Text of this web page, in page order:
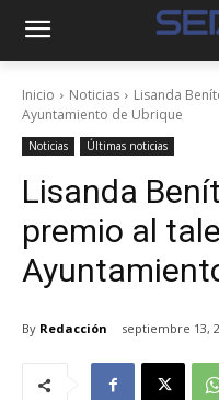
Inicio Noticias
Lisanda
Ayuntamiento de Ubrique
Noticias Últimas noticias
Lisanda
premio al
By Redacción septiembre 13,